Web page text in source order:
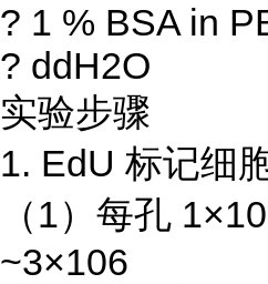
? 1 % BSA in
? ddH2O
实验步骤
1. EdU 标记细
（1）每孔
~3×106